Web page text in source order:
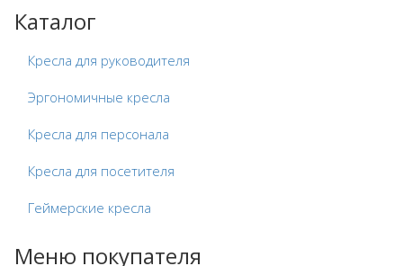
Каталог
Кресла для руководителя
Эргономичные кресла
Кресла для персонала
Кресла для посетителя
Геймерские кресла
Меню покупателя